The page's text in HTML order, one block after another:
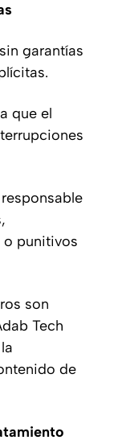
garantías
que el
responsable
o punitivos
son
Tech
de